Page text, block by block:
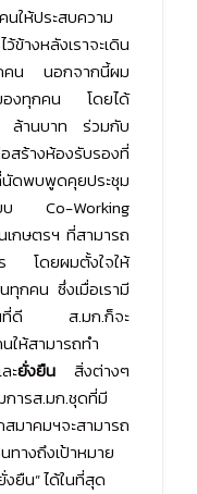
ให้ประสบความ
ข้างหลังเราจะเดิน
คน นอกจากนี้ผม
ของทุกคน โดยได้
ล้านบาท ร่วมกับ
สร้างห้องรับรองที่
นัดพบพูดคุยประชุม
บบ Co-Working
เกษตรฯ ที่สามารถ
ร โดยผมตั้งใจให้
ทุกคน ซึ่งเมื่อเรามี
นุนที่ดี ส.มก.ก็จะ
ให้สามารถทำ
ะยั่งยืน สิ่งต่างๆ
การส.มก.ชุดที่มี
าคมฯจะสามารถ
ทางถึงเป้าหมาย
ยืน” ได้ในที่สุด